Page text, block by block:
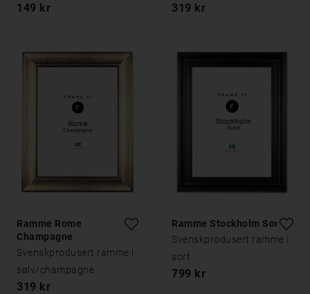
149 kr 319 kr
Ramme Rome
Champagne
Svenskprodusert ramme i
sølv/champagne
319 kr
Ramme Stockholm Sort
Svenskprodusert ramme i
sort
799 kr